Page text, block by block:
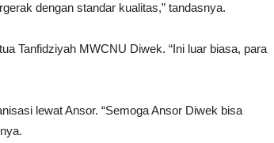
dengan standar kualitas,” tandasnya.
Tanfidziyah MWCNU Diwek. “Ini luar biasa, para
lewat Ansor. “Semoga Ansor Diwek bisa